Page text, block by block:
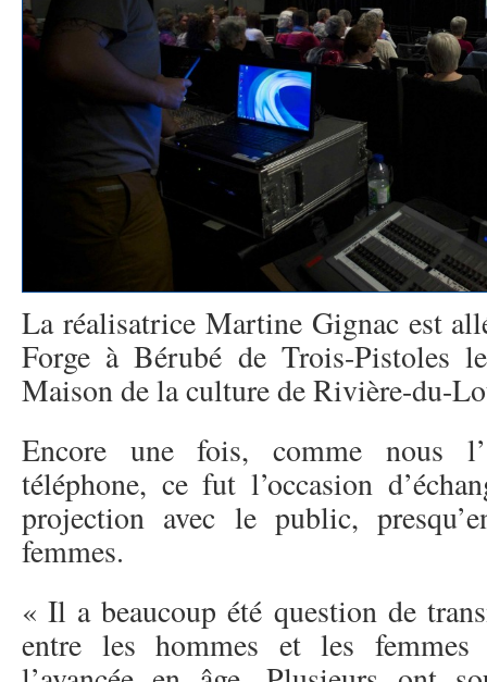
La réalisatrice Martine Gignac est
Forge à Bérubé de Trois-Pistoles
Maison de la culture de Rivière-du-
Encore une fois, comme nous
téléphone, ce fut l’occasion
projection avec le public,
femmes.
« Il a beaucoup été question de
entre les hommes et les